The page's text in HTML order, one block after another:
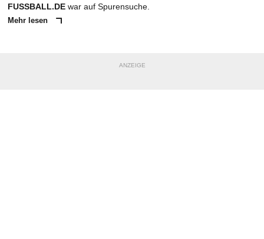
FUSSBALL.DE war auf Spurensuche.
Mehr lesen
ANZEIGE